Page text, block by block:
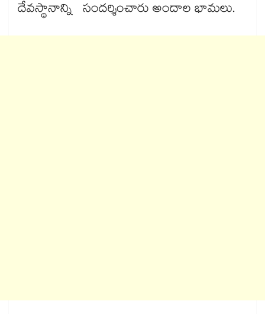
దేవస్థానాన్ని సందర్శించారు అందాల భామలు.